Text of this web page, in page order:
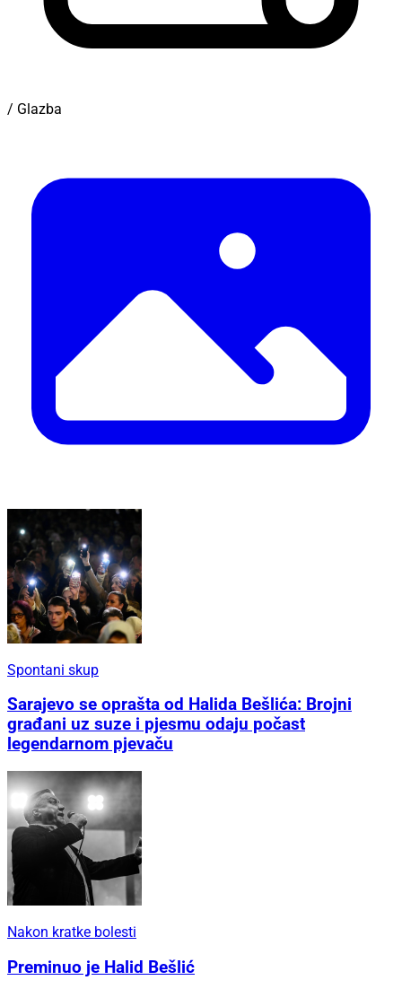
/ Glazba
Spontani skup
Sarajevo se oprašta od Halida Bešlića: Brojni
građani uz suze i pjesmu odaju počast
legendarnom pjevaču
Nakon kratke bolesti
Preminuo je Halid Bešlić